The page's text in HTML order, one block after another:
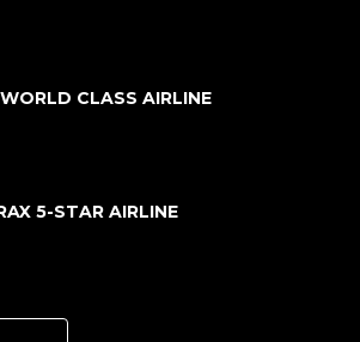
CLASS AIRLINE
5-STAR AIRLINE